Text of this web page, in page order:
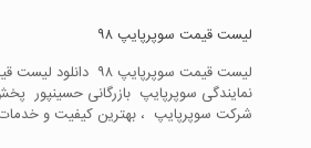
لیست قیمت سوپرپایپ ۹۸
نمایندگی سوپرپایپ بازرگانی حسینپور
شرکت سوپرپایپ ، بهترین کیفیت و